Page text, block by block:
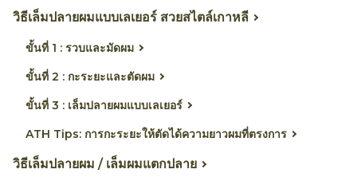
วิธีเล็มปลายผมแบบเลเยอร์ สวยสไตล์เกาหลี
ขั้นที่ 1 : รวบและมัดผม
ขั้นที่ 2 : กะระยะและตัดผม
ขั้นที่ 3 : เล็มปลายผมแบบเลเยอร์
ATH Tips: การกะระยะให้ตัดได้ความยาวผมที่ตรงการ
วิธีเล็มปลายผม / เล็มผมแตกปลาย